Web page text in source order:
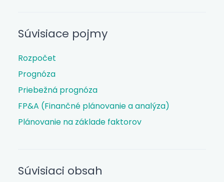
Súvisiace pojmy
Rozpočet
Prognóza
Priebežná prognóza
FP&A (Finančné plánovanie a analýza)
Plánovanie na základe faktorov
Súvisiaci obsah